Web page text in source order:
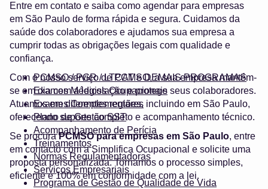
Entre em contato e saiba como agendar para empresas
em São Paulo de forma rápida e segura. Cuidamos da
saúde dos colaboradores e ajudamos sua empresa a
cumprir todas as obrigações legais com qualidade e
confiança.
PCMSO / PGR / LTCAT e DEMAIS PROGRAMAS
Exames Médicos Ocupacionais
Exames Complementares
Plano de Gestão SST
Acompanhamento de Perícia
Treinamentos
Normas Regulamentadoras
Serviços Empresariais
Programa de Gestão de Qualidade de Vida
Com o nosso serviço de PCMSO, a sua empresa mantém-
se em dia com a legislação e protege seus colaboradores.
Atuamos em diferentes regiões, incluindo em São Paulo,
oferecendo suporte completo e acompanhamento técnico.
Se procuraPCMSO para empresas em São Paulo, entre
em contacto com a Simplifica Ocupacional e solicite uma
proposta personalizada. Tornamos o processo simples,
eficiente e 100% em conformidade com a lei.